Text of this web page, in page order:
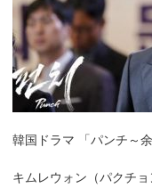
韓国ドラマ 「パンチ～
キムレウォン（パクチ